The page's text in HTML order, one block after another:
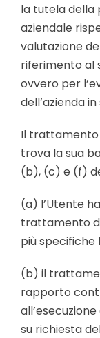
la tutela della
aziendale
valutazione
riferimento al
ovvero per
dell’azienda
Il trattamento
trova la sua
(b), (c) e (f)
(a) l’Utente
trattamento
più specifiche
(b) il
rapporto
su richiesta